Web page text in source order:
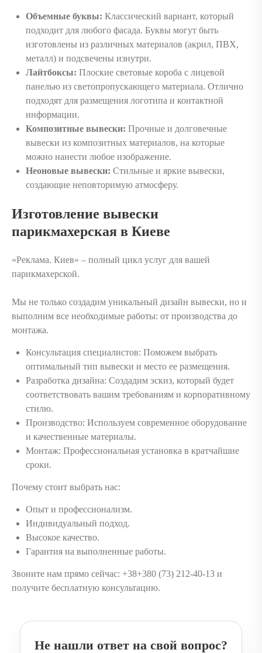
Объемные буквы: Классический вариант, который
подходит для любого фасада. Буквы могут быть
изготовлены из различных материалов (акрил, ПВХ,
металл) и подсвечены изнутри.
Лайтбоксы: Плоские световые короба с лицевой
панелью из светопропускающего материала. Отлично
подходят для размещения логотипа и контактной
информации.
Композитные вывески: Прочные и долговечные
вывески из композитных материалов, на которые
можно нанести любое изображение.
Неоновые вывески: Стильные и яркие вывески,
создающие неповторимую атмосферу.
Изготовление вывески
парикмахерская в Киеве
«Реклама. Киев» – полный цикл услуг для вашей
парикмахерской.
Мы не только создадим уникальный дизайн вывески, но и
выполним все необходимые работы: от производства до
монтажа.
Консультация специалистов: Поможем выбрать
оптимальный тип вывески и место ее размещения.
Разработка дизайна: Создадим эскиз, который будет
соответствовать вашим требованиям и корпоративному
стилю.
Производство: Используем современное оборудование
и качественные материалы.
Монтаж: Профессиональная установка в кратчайшие
сроки.
Почему стоит выбрать нас:
Опыт и профессионализм.
Индивидуальный подход.
Высокое качество.
Гарантия на выполненные работы.
Звоните нам прямо сейчас: +38+380 (73) 212-40-13 и
получите бесплатную консультацию.
Не нашли ответ на свой вопрос?